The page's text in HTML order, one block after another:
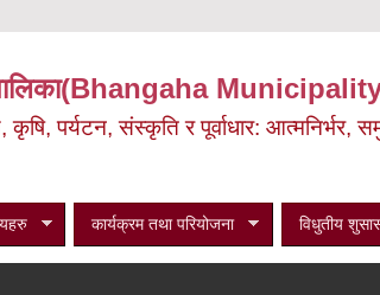
कृषि, पर्यटन, संस्कृति र पूर्वाधार: आत्मनिर्भर,
कार्यक्रम तथा परियोजना विधुतीय